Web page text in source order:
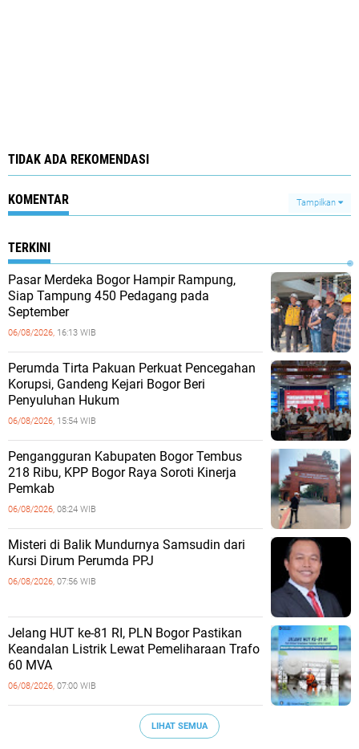
TIDAK ADA REKOMENDASI
KOMENTAR Tampilkan
TERKINI
Pasar Merdeka Bogor Hampir Rampung,
Siap Tampung 450 Pedagang pada
September
06/08/2026, 16:13 WIB
Perumda Tirta Pakuan Perkuat Pencegahan
Korupsi, Gandeng Kejari Bogor Beri
Penyuluhan Hukum
06/08/2026, 15:54 WIB
Pengangguran Kabupaten Bogor Tembus
218 Ribu, KPP Bogor Raya Soroti Kinerja
Pemkab
06/08/2026, 08:24 WIB
Misteri di Balik Mundurnya Samsudin dari
Kursi Dirum Perumda PPJ
06/08/2026, 07:56 WIB
Jelang HUT ke-81 RI, PLN Bogor Pastikan
Keandalan Listrik Lewat Pemeliharaan Trafo
60 MVA
06/08/2026, 07:00 WIB
LIHAT SEMUA